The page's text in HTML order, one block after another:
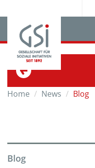
Home News Blog
Blog